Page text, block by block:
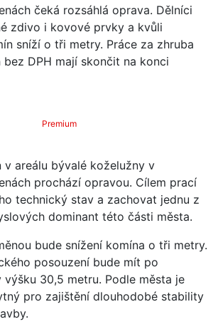
čeká rozsáhlá oprava. Dělníci
zdivo i kovové prvky a kvůli
sníží o tři metry. Práce za zhruba
bez DPH mají skončit na konci
Premium
areálu bývalé koželužny v
prochází opravou. Cílem prací
technický stav a zachovat jednu z
dominant této části města.
bude snížení komína o tři metry.
posouzení bude mít po
30,5 metru. Podle města je
pro zajištění dlouhodobé stability